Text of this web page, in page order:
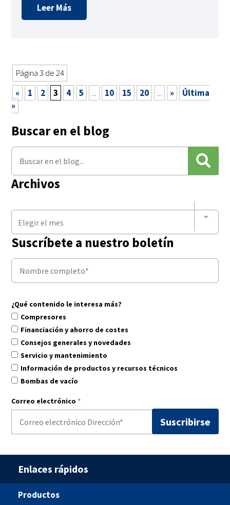
Leer Más
Página 3 de 24
«
1 2 3 4 5 ... 10 15 20 ... »
Última
»
Buscar en el blog
Archivos
Elegir el mes
Suscríbete a nuestro boletín
¿Qué contenido le interesa más?
Compresores
Financiación y ahorro de costes
Consejos generales y novedades
Servicio y mantenimiento
Información de productos y recursos técnicos
Bombas de vacío
Correo electrónico *
Enlaces rápidos
Productos